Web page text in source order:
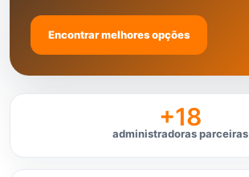
Encontrar melhores opções
+18
administradoras parceiras